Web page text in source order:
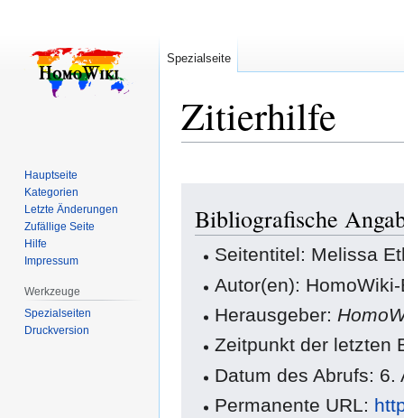
Zitierhilfe
Navigation
springen
Suche
springen
Bibliografische
Seitentitel: Melissa
Autor(en):
Herausgeber:
Zeitpunkt der letzten
Datum des Abrufs:
Permanente URL:
Spezialseite
Hauptseite
Kategorien
Letzte Änderungen
Zufällige Seite
Hilfe
Impressum
Werkzeuge
Spezialseiten
Druckversion